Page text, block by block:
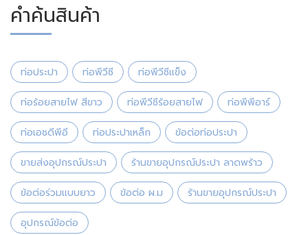
คำค้นสินค้า
ท่อประปา ท่อพีวีซี ท่อพีวีซีแข็ง
ท่อร้อยสายไฟ สีขาว ท่อพีวีซีร้อยสายไฟ ท่อพีพีอาร์
ท่อเอชดีพีอี ท่อประปาเหล็ก ข้อต่อท่อประปา
ขายส่งอุปกรณ์ประปา ร้านขายอุปกรณ์ประปา ลาดพร้าว
ข้อต่อร่วมแบบยาว ข้อต่อ ผ.ม ร้านขายอุปกรณ์ประปา
อุปกรณ์ข้อต่อ